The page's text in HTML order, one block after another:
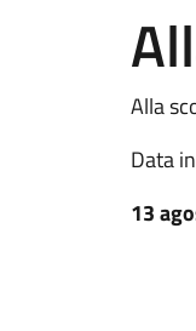
Alla
Data
13